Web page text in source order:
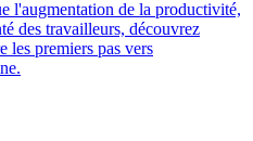
l'augmentation de la productivité,
des travailleurs, découvrez
les premiers pas vers